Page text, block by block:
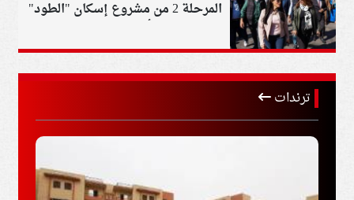
المرحلة 2 من مشروع إسكان "الطود"
الاجتماعي بالأقصر
ترندات